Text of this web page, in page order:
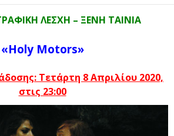
ΛΕΣΧΗ – ΞΕΝΗ ΤΑΙΝΙΑ
«Holy Motors»
Τετάρτη 8 Απριλίου 2020,
στις 23:00